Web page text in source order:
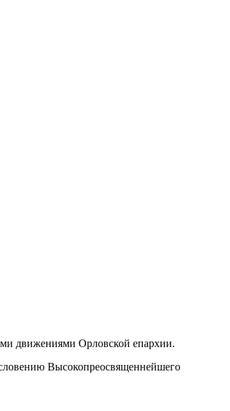
движениями Орловской епархии.
Высокопреосвященнейшего